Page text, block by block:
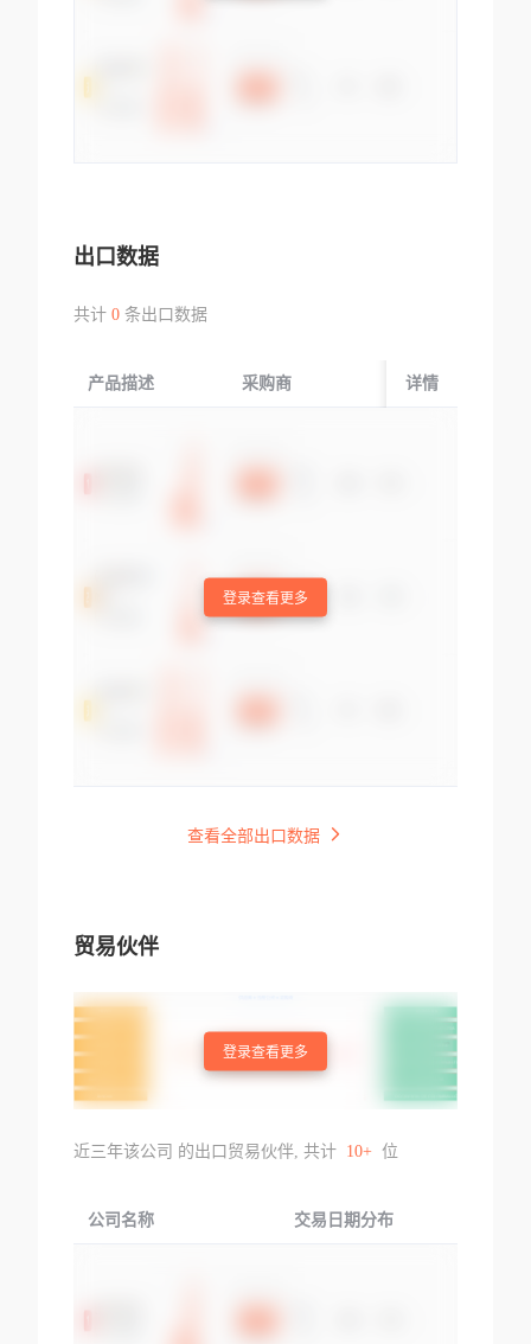
出口数据
共计 0条出口数据
产品描述 采购商 起运国/地区
详情
登录查看更多
查看全部出口数据
贸易伙伴
登录查看更多
近三年该公司 的出口贸易伙伴, 共计 10+ 位
公司名称 交易日期分布